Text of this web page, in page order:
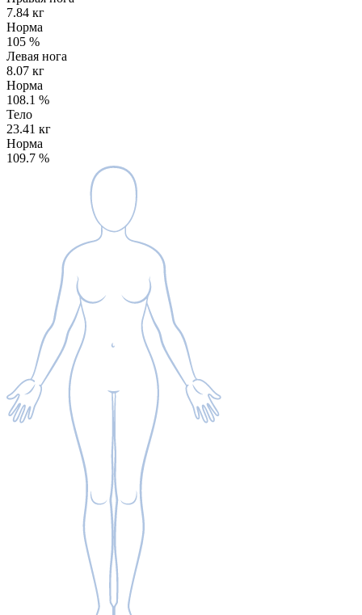
7.84 кг
Норма
105 %
Левая нога
8.07 кг
Норма
108.1 %
Тело
23.41 кг
Норма
109.7 %